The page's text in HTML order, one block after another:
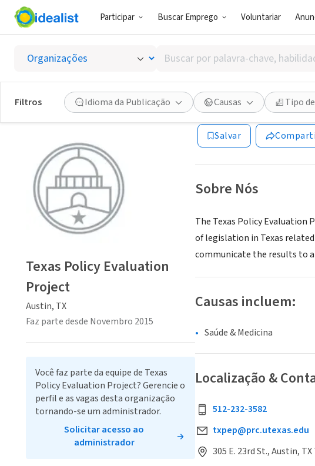
Participar Buscar Emprego Voluntariar
Buscar
por
palavra-
chave,
habilidades
ou
interesses
Filtros Idioma da Publicação Causas Tipo
Texas Policy
Austin, TX|
Salvar
Sobre Nós
The Texas Policy Evaluation
of legislation in Texas
communicate the results to
Causas incluem:
Saúde & Medicina
Localização &
512-232-3582
txpep@prc.utexas.edu
305 E. 23rd St., Austin,
Texas Policy Evaluation
Project
Austin, TX
Faz parte desde Novembro 2015
Você faz parte da equipe de Texas
Policy Evaluation Project? Gerencie o
perfil e as vagas desta organização
tornando-se um administrador.
Solicitar acesso ao
administrador